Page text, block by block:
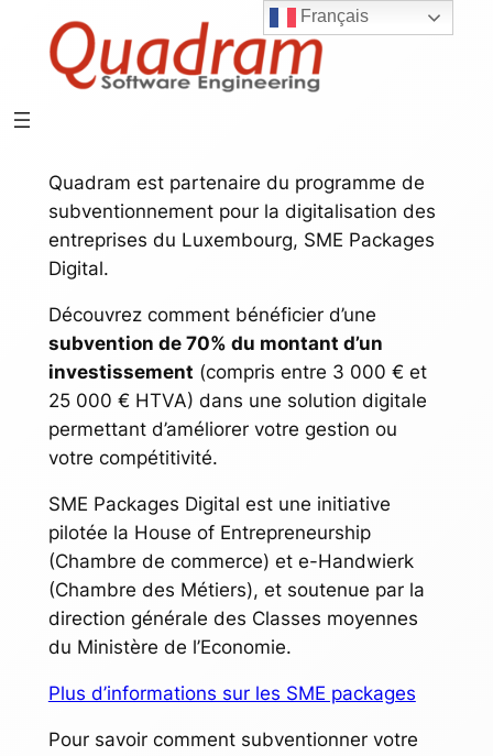
contenu
Quadram est partenaire du programme de
subventionnement pour la digitalisation des
entreprises du Luxembourg, SME Packages
Digital.
Découvrez comment bénéficier d’une
subvention de 70% du montant d’un
investissement (compris entre 3 000 € et
25 000 € HTVA) dans une solution digitale
permettant d’améliorer votre gestion ou
votre compétitivité.
SME Packages Digital est une initiative
pilotée la House of Entrepreneurship
(Chambre de commerce) et e-Handwierk
(Chambre des Métiers), et soutenue par la
direction générale des Classes moyennes
du Ministère de l’Economie.
Plus d’informations sur les SME packages
Pour savoir comment subventionner votre
Français